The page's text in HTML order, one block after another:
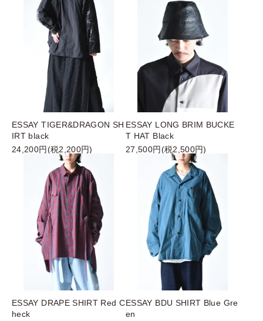
ESSAY TIGER&DRAGON SH
IRT black
24,200円(税2,200円)
ESSAY LONG BRIM BUCKE
T HAT Black
27,500円(税2,500円)
ESSAY DRAPE SHIRT Red C
heck
ESSAY BDU SHIRT Blue Gre
en